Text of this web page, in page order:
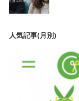
人気記事(月別)